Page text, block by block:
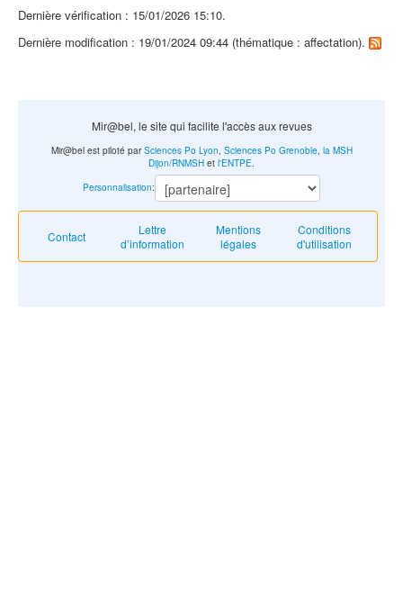
Dernière vérification : 15/01/2026 15:10.
Dernière modification : 19/01/2024 09:44 (thématique : affectation).
Mir@bel, le site qui facilite l'accès aux revues
Contact
Lettre
d’information
Mentions
légales
Conditions
d'utilisation
Mir@bel est piloté parSciences Po Lyon, Sciences Po Grenoble, la MSH
Dijon/RNMSH et l'ENTPE.
Personnalisation: